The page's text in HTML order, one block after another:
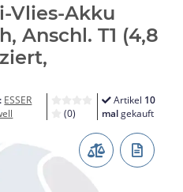
Vlies-Akku
Anschl. T1 (4,8
ESSER
(0)
Artikel 10
malgekauft